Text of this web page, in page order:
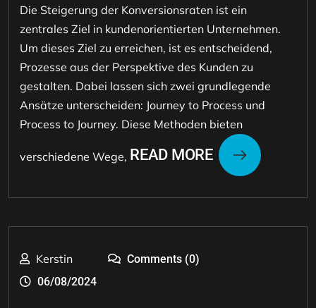
Die Steigerung der Konversionsraten ist ein
zentrales Ziel in kundenorientierten Unternehmen.
Um dieses Ziel zu erreichen, ist es entscheidend,
Prozesse aus der Perspektive des Kunden zu
gestalten. Dabei lassen sich zwei grundlegende
Ansätze unterscheiden: Journey to Process und
Process to Journey. Diese Methoden bieten
verschiedene Wege, READ MORE
Kerstin
Comments (0)
06/08/2024